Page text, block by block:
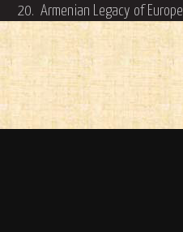
20. Armenian Legacy of Europe